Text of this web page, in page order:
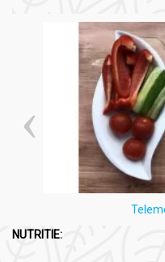
NUTRITIE: